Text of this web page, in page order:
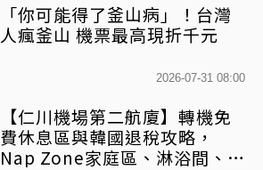
「你可能得了釜山病」！台灣
人瘋釜山 機票最高現折千元
2026-07-31 08:00
【仁川機場第二航廈】轉機免
費休息區與韓國退稅攻略，
Nap Zone家庭區、淋浴間、美